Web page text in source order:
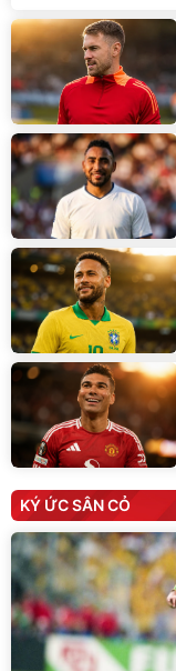
KÝ ỨC SÂN CỎ